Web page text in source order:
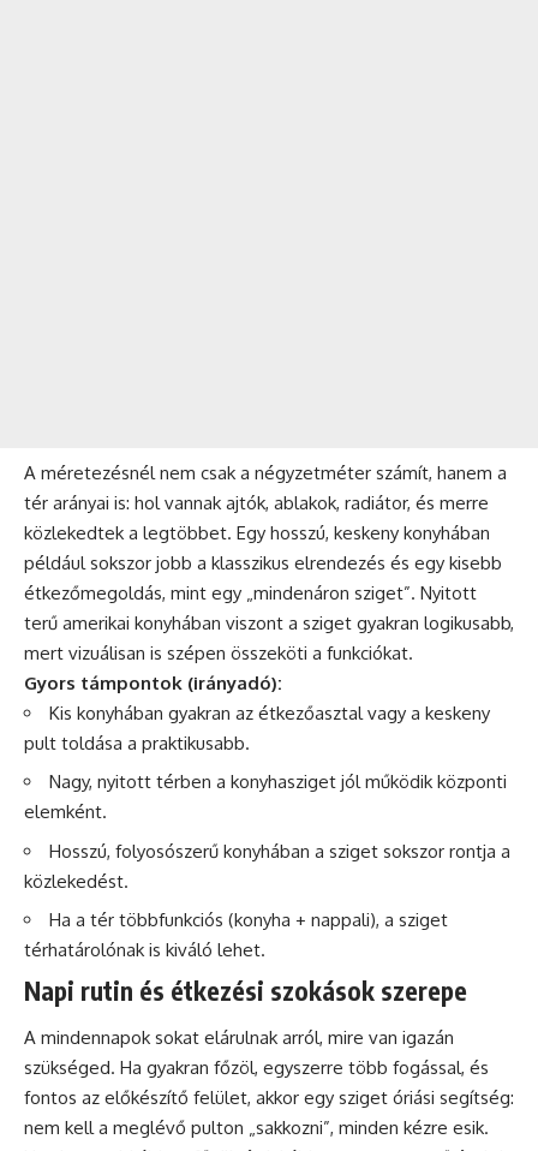
A méretezésnél nem csak a négyzetméter számít, hanem a
tér arányai is: hol vannak ajtók, ablakok, radiátor, és merre
közlekedtek a legtöbbet. Egy hosszú, keskeny konyhában
például sokszor jobb a klasszikus elrendezés és egy kisebb
étkezőmegoldás, mint egy „mindenáron sziget”. Nyitott
terű amerikai konyhában viszont a sziget gyakran logikusabb,
mert vizuálisan is szépen összeköti a funkciókat.
Gyors támpontok (irányadó):
Kis konyhában gyakran az étkezőasztal vagy a keskeny
pult toldása a praktikusabb.
Nagy, nyitott térben a konyhasziget jól működik központi
elemként.
Hosszú, folyosószerű konyhában a sziget sokszor rontja a
közlekedést.
Ha a tér többfunkciós (konyha + nappali), a sziget
térhatárolónak is kiváló lehet.
Napi rutin és étkezési szokások szerepe
A mindennapok sokat elárulnak arról, mire van igazán
szükséged. Ha gyakran főzöl, egyszerre több fogással, és
fontos az előkészítő felület, akkor egy sziget óriási segítség:
nem kell a meglévő pulton „sakkozni”, minden kézre esik.